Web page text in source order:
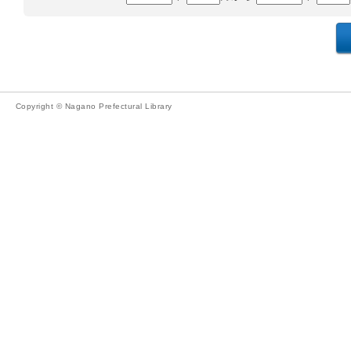
Copyright © Nagano Prefectural Library